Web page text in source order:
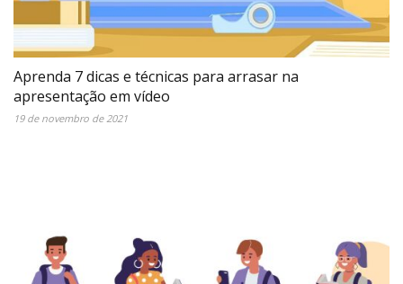
Aprenda 7 dicas e técnicas para arrasar na
apresentação em vídeo
19 de novembro de 2021